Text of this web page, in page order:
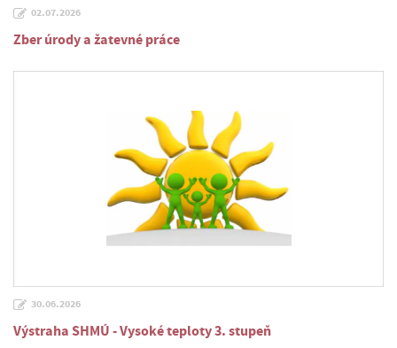
02.07.2026
Zber úrody a žatevné práce
30.06.2026
Výstraha SHMÚ - Vysoké teploty 3. stupeň